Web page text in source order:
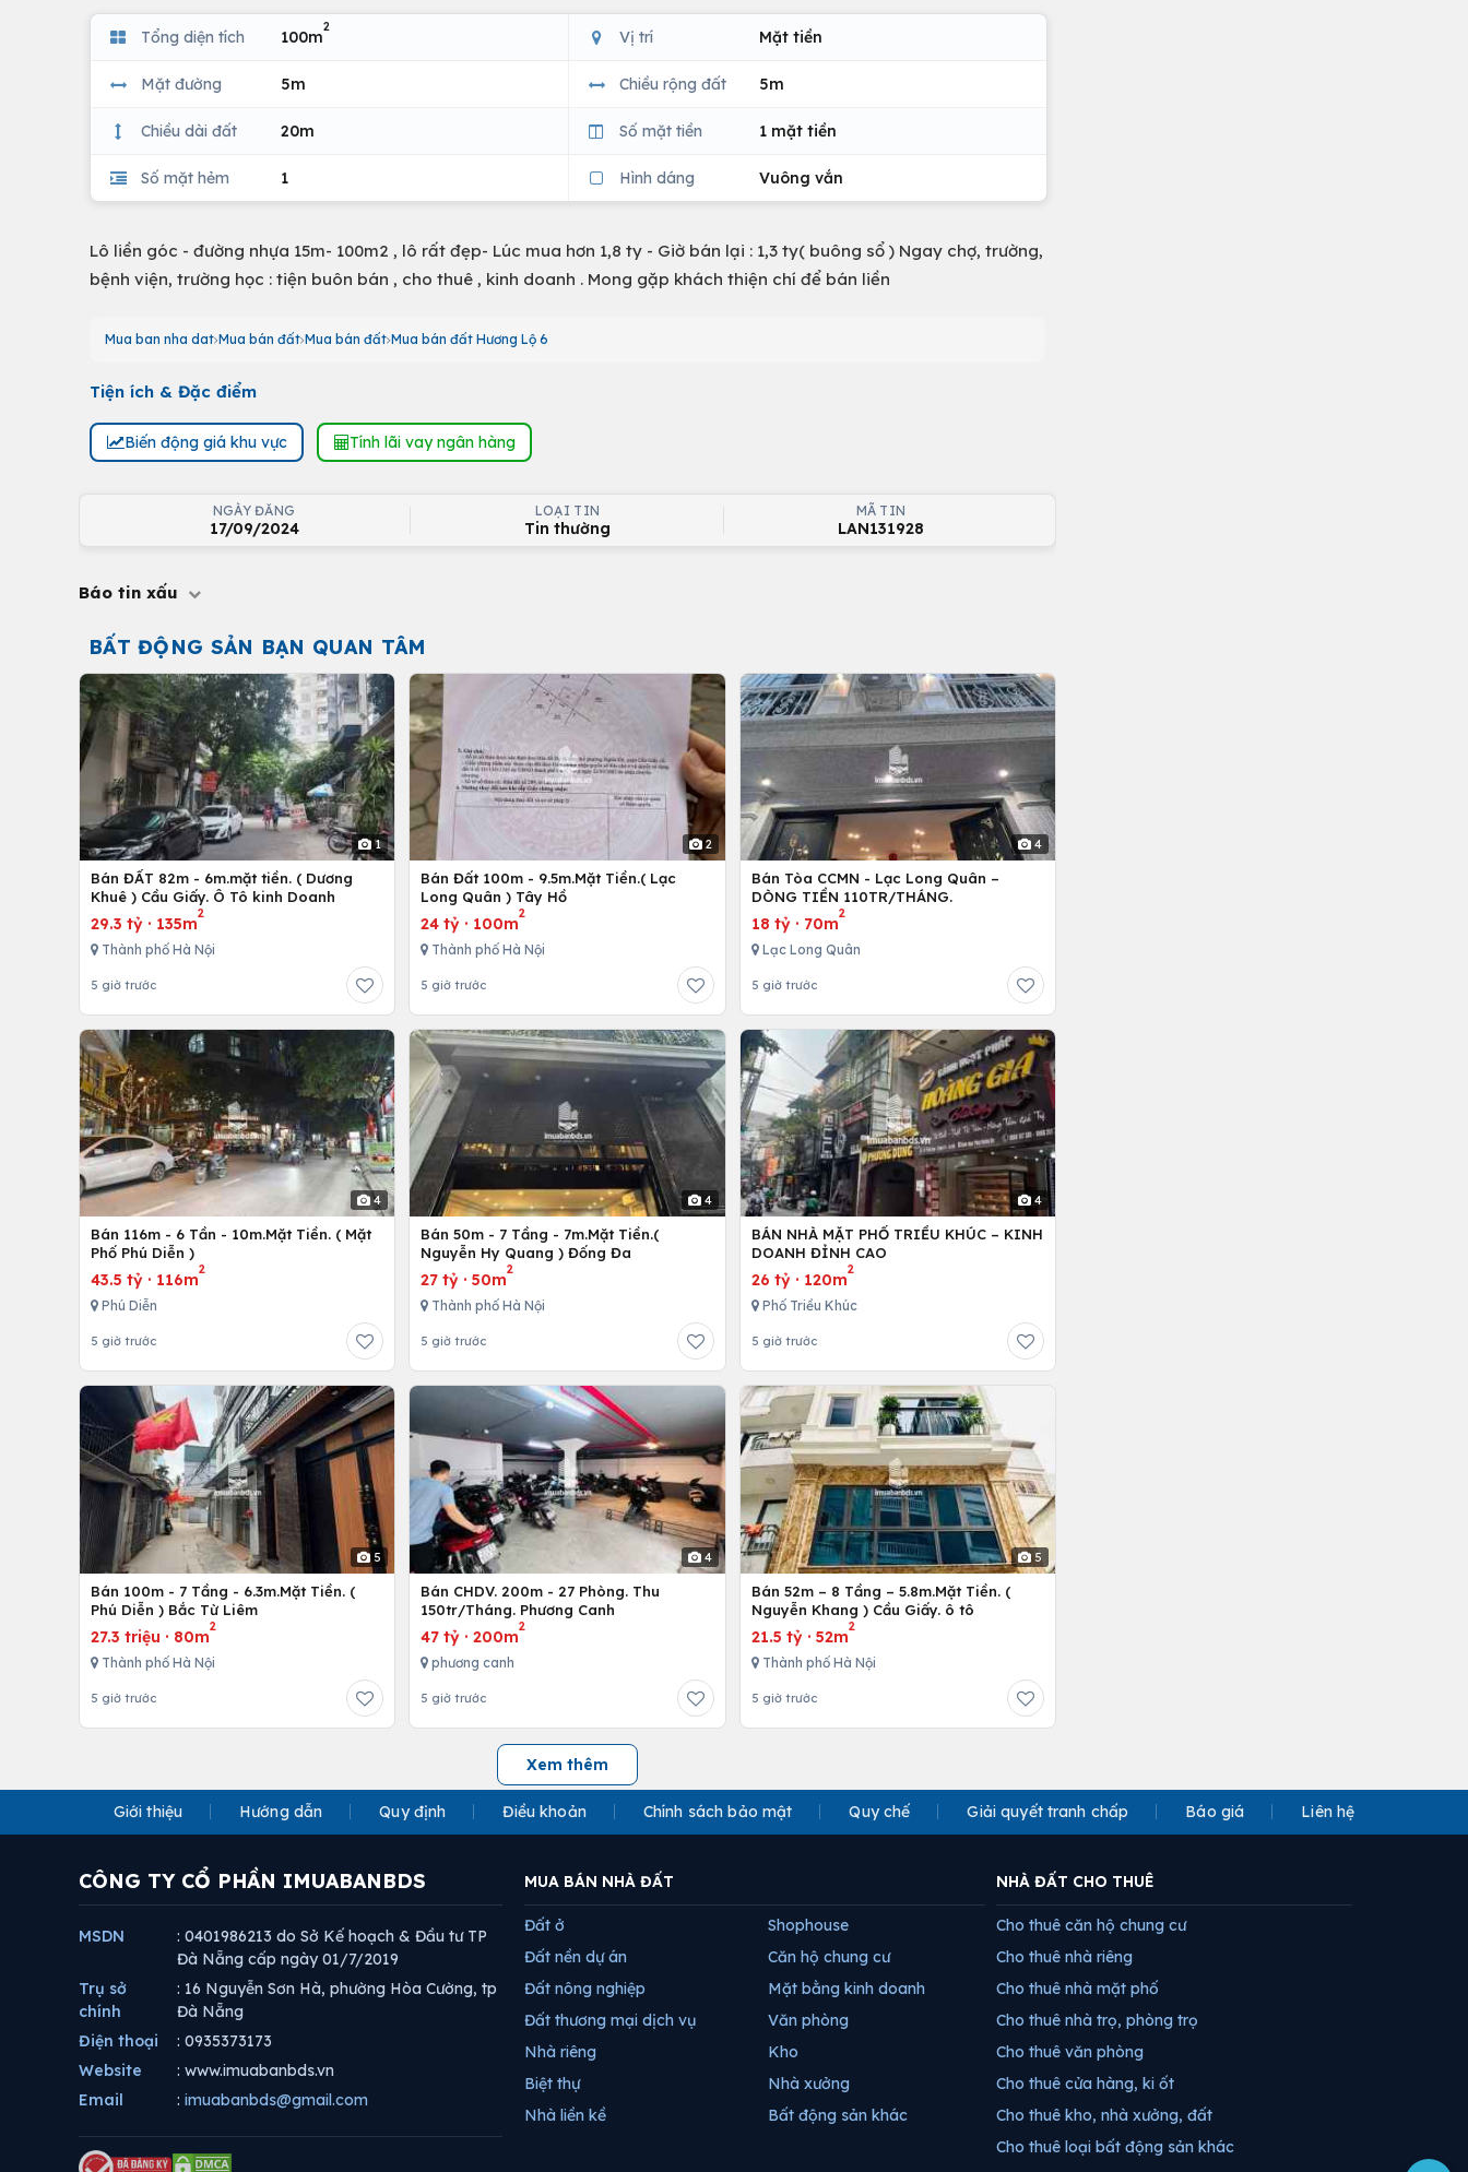
Tổng diện tích 100m
2
Vị trí Mặt tiền
Mặt đường 5m Chiều rộng đất 5m
Chiều dài đất 20m Số mặt tiền 1 mặt tiền
Số mặt hẻm 1 Hình dáng Vuông vắn
Lô liền góc - đường nhựa 15m- 100m2 , lô rất đẹp- Lúc mua hơn 1,8 ty - Giờ bán lại : 1,3 ty( buông sổ ) Ngay chợ, trường,
bệnh viện, trường học : tiện buôn bán , cho thuê , kinh doanh . Mong gặp khách thiện chí để bán liền
Mua ban nha dat Mua bán đất Mua bán đất Mua bán đất Hương Lộ 6
Tiện ích & Đặc điểm
Biến động giá khu vực Tính lãi vay ngân hàng
NGÀY ĐĂNG
17/09/2024
LOẠI TIN
Tin thường
MÃ TIN
LAN131928
Báo tin xấu
BẤT ĐỘNG SẢN BẠN QUAN TÂM
1
Bán ĐẤT 82m - 6m.mặt tiền. ( Dương
Khuê ) Cầu Giấy. Ô Tô kinh Doanh
29.3 tỷ · 135m
2
Thành phố Hà Nội
5 giờ trước
2
Bán Đất 100m - 9.5m.Mặt Tiền.( Lạc
Long Quân ) Tây Hồ
24 tỷ · 100m
2
Thành phố Hà Nội
5 giờ trước
4
Bán Tòa CCMN - Lạc Long Quân –
DÒNG TIỀN 110TR/THÁNG.
18 tỷ· 70m
2
Lạc Long Quân
5 giờ trước
4
Bán 116m - 6 Tần - 10m.Mặt Tiền. ( Mặt
Phố Phú Diễn )
43.5 tỷ · 116m
2
Phú Diễn
5 giờ trước
4
Bán 50m - 7 Tầng - 7m.Mặt Tiền.(
Nguyễn Hy Quang ) Đống Đa
27 tỷ ·50m
2
Thành phố Hà Nội
5 giờ trước
4
BÁN NHÀ MẶT PHỐ TRIỀU KHÚC – KINH
DOANH ĐỈNH CAO
26 tỷ· 120m
2
Phố Triều Khúc
5 giờ trước
5
Bán 100m - 7 Tầng - 6.3m.Mặt Tiền. (
Phú Diễn ) Bắc Từ Liêm
27.3 triệu · 80m
2
Thành phố Hà Nội
5 giờ trước
4
Bán CHDV. 200m - 27 Phòng. Thu
150tr/Tháng. Phương Canh
47 tỷ ·200m
2
phương canh
5 giờ trước
5
Bán 52m – 8 Tầng – 5.8m.Mặt Tiền. (
Nguyễn Khang ) Cầu Giấy. ô tô
21.5 tỷ· 52m
2
Thành phố Hà Nội
5 giờ trước
Xem thêm
Giới thiệu Hướng dẫn Quy định Điều khoản Chính sách bảo mật Quy chế Giải quyết tranh chấp Báo giá Liên hệ
CÔNG TY CỔ PHẦN IMUABANBDS
MSDN
: 0401986213 do Sở Kế hoạch & Đầu tư TP
Đà Nẵng cấp ngày 01/7/2019
Trụ sở
chính
: 16 Nguyễn Sơn Hà, phường Hòa Cường, tp
Đà Nẵng
Điện thoại
: 0935373173
Website
: www.imuabanbds.vn
Email
: imuabanbds@gmail.com
MUA BÁN NHÀ ĐẤT
Đất ở
Đất nền dự án
Đất nông nghiệp
Đất thương mại dịch vụ
Nhà riêng
Biệt thự
Nhà liền kề
Shophouse
Căn hộ chung cư
Mặt bằng kinh doanh
Văn phòng
Kho
Nhà xưởng
Bất động sản khác
NHÀ ĐẤT CHO THUÊ
Cho thuê căn hộ chung cư
Cho thuê nhà riêng
Cho thuê nhà mặt phố
Cho thuê nhà trọ, phòng trọ
Cho thuê văn phòng
Cho thuê cửa hàng, ki ốt
Cho thuê kho, nhà xưởng, đất
Cho thuê loại bất động sản khác